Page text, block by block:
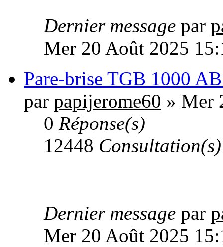
Dernier message par
Mer 20 Août 2025
Pare-brise TGB 1000
par papijerome60 » Mer
0 Réponse(s)
12448 Consultation(s)
Dernier message par
Mer 20 Août 2025